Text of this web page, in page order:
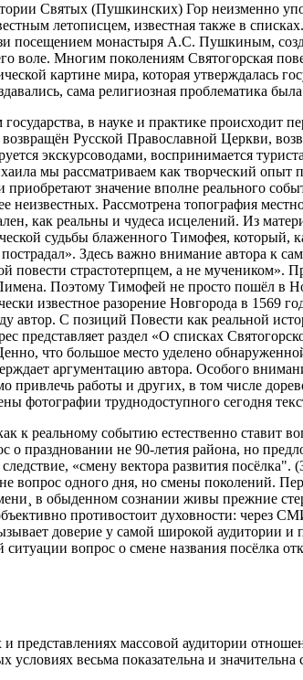
Святых (Пушкинских) Гор неизменно
летописцем, известная также в
посещением монастыря А.С. Пушкиным,
воле. Многим поколениям Святогорская
картине мира, которая
сама религиозная проблематика
в науке и практике
Русской Православной Церкви,
экскурсоводами, воспринимается
мы рассматриваем как творческий опыт
приобретают значение вполне реального
неизвестных. Рассмотрена топография
как реальны и чудеса исцелений. Из
судьбы блаженного Тимофея,
Здесь важно внимание автора к
повести страстотерпцем, а не мучеником».
Поэтому Тимофей не просто пошёл в
известное разорение Новгорода в 1569
автор. С позиций Повести как реальной
представляет раздел «О списках
что большое место уделено
аргументацию автора. Особого
привлечь работы и других, в том числе
фотографии труднодоступного сегодня
к реальному событию естественно ставит
о праздновании не 90-летия района, но
«смену вектора развития
вопрос одного дня, но смены поколений.
в обыденном сознании живы прежние
противостоит духовности: через
доверие у самой широкой аудитории и
вопрос о смене названия посёлка
массовой аудитории
весьма показательна и